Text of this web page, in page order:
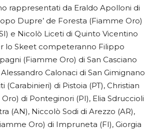
rappresentati da Eraldo Apolloni di
Dupre’ de Foresta (Fiamme Oro)
e Nicolò Liceti di Quinto Vicentino
lo Skeet competeranno Filippo
(Fiamme Oro) di San Casciano
Alessandro Calonaci di San Gimignano
(Carabinieri) di Pistoia (PT), Christian
di Ponteginori (PI), Elia Sdruccioli
(AN), Niccolò Sodi di Arezzo (AR),
Oro) di Impruneta (FI), Giorgia